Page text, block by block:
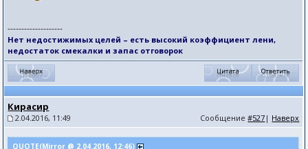
--------------------
Нет недостижимых целей – есть высокий коэффициент лени,
недостаток смекалки и запас отговорок
Кирасир
2.04.2016, 11:49 Сообщение#527 | Наверх
QUOTE(Mirror @ 2.04.2016, 12:46)